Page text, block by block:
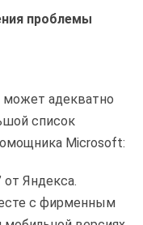
проблемы
может адекватно
список
Microsoft:
от Яндекса.
с фирменным